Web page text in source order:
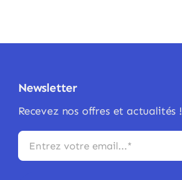
Newsletter
Recevez nos offres et actualités !